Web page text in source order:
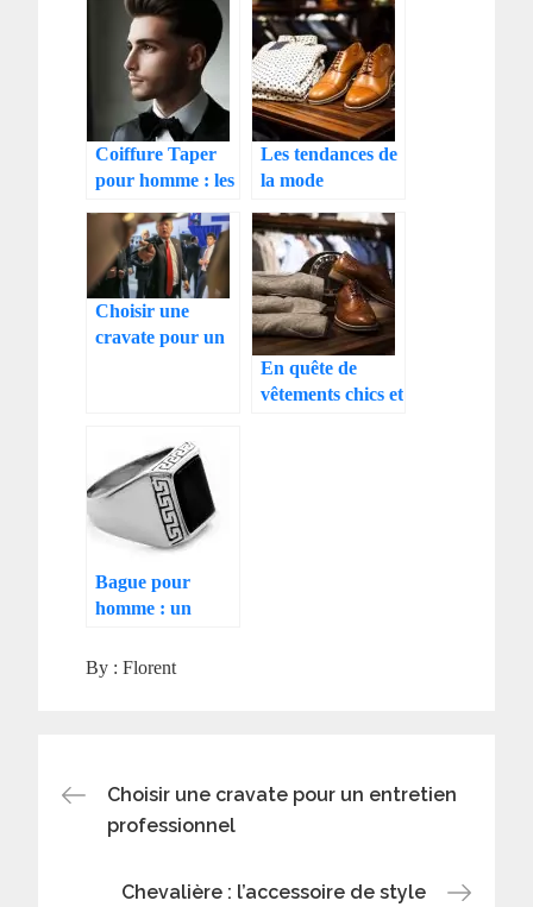
Coiffure Taper
pour homme : les
intemporel
Les tendances de
la mode
automne 2021
Choisir une
cravate pour un
En quête de
vêtements chics et
Bague pour
homme : un
tendance et
By :Florent
Navigation
de
Choisir une cravate pour un entretien
professionnel
Chevalière : l’accessoire de style